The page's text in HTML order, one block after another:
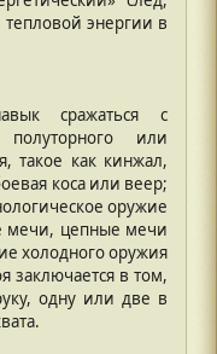
энергии в
сражаться с
полуторного или
такое как кинжал,
коса или веер;
оружие
мечи, цепные мечи
холодного оружия
заключается в том,
одну или две в